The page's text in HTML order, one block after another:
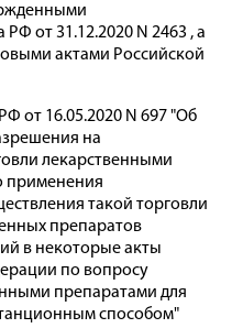
от 31.12.2020 N 2463 , а
актами Российской
от 16.05.2020 N 697 "Об
на
лекарственными
применения
такой торговли
препаратов
в некоторые акты
по вопросу
препаратами для
способом"